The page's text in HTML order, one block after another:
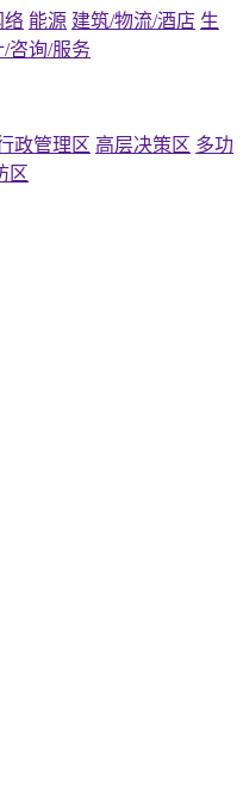
络 能源 建筑/物流/酒店 生
/咨询/服务
政管理区 高层决策区 多功
区